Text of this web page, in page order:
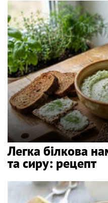
Легка білкова
та сиру: рецепт